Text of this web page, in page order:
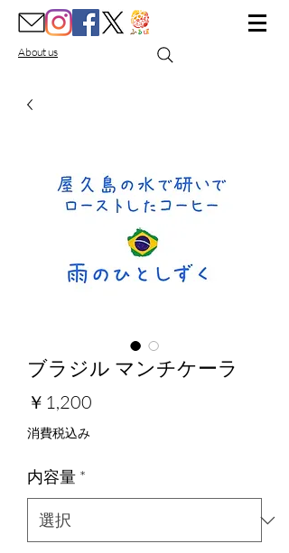
About us
ブラジル マンチケーラ
￥1,200
消費税込み
内容量 *